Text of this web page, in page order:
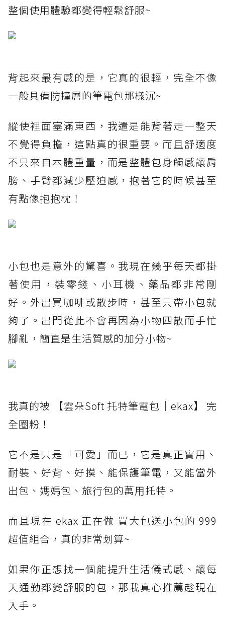
整個使用體驗都變得輕鬆舒服~
背起來最有感的是，它真的很輕，完全不像
一般具備防撞層的筆電包那樣沉~
縱使裡面塞滿東西，我還是能背著走一整天
不覺得負擔，這點真的很重要。而且舒適度
不只來自本體重量，而是整體包身觸感讓肩
膀、手臂都減少壓迫感，抱著它的時候甚至
有點像抱抱枕！
小包也是意外的驚喜。我現在幾乎每天都掛
著使用，裝零錢、小耳機、藥品都非常剛
好。外出買咖啡或散步時，甚至只帶小包就
夠了。出門從此不會再因為小物四散而手忙
腳亂，簡直是生活質感的加分小物~
我真的被 【雲朵Soft 托特筆電包｜ekax】 完
全圈粉！
它不是只是「可愛」而已，它是真正實用、
耐裝、好背、好摸、能保護筆電，又能當外
出包、媽媽包、旅行包的萬用托特。
而且現在 ekax 正在做 買大包送小包的 999
超值組合，真的非常划算~
如果你正想找一個能提升生活儀式感、讓每
天通勤都變舒服的包，那我真心推薦趁現在
入手。